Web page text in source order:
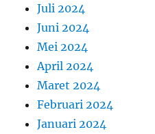
Juli 2024
Juni 2024
Mei 2024
April 2024
Maret 2024
Februari 2024
Januari 2024